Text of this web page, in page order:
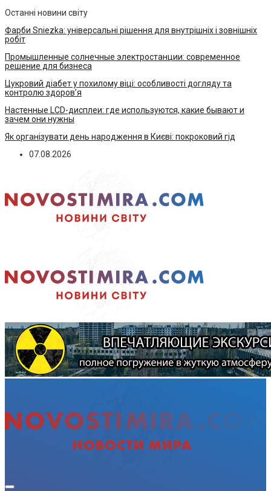
Останні новини світу
Фарби Sniezka: універсальні рішення для внутрішніх і зовнішніх
робіт
Промышленные солнечные электростанции: современное
решение для бизнеса
Цукровий діабет у похилому віці: особливості догляду та
контролю здоров’я
Настенные LCD-дисплеи: где используются, какие бывают и
зачем они нужны
Як організувати день народження в Києві: покроковий гід
07.08.2026